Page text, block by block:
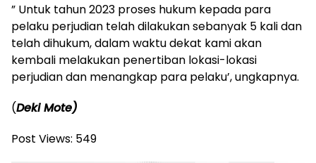
” Untuk tahun 2023 proses hukum kepada para
pelaku perjudian telah dilakukan sebanyak 5 kali dan
telah dihukum, dalam waktu dekat kami akan
kembali melakukan penertiban lokasi-lokasi
perjudian dan menangkap para pelaku’, ungkapnya.
(Deki Mote)
Post Views: 549